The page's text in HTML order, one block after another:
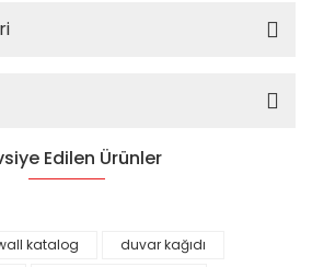
Edilen Ürünler
katalog
duvar kağıdı